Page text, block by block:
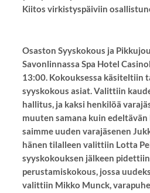
Kiitos virkistyspäiviin
Osaston Syyskokous ja
Savonlinnassa Spa Hotel
13:00. Kokouksessa käsiteltiin
syyskokous asiat. Valittiin
hallitus, ja kaksi henkilöä
muuten samana kuin
saimme uuden varajäsenen
hänen tilalleen valittiin Lotta
syyskokouksen jälkeen
perustamiskokous, jossa
valittiin Mikko Munck,